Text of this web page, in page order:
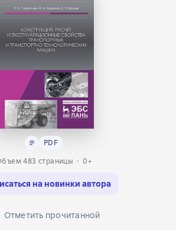
Текст PDF
PDF
483 страницы
0+
на новинки автора
Отметить прочитанной